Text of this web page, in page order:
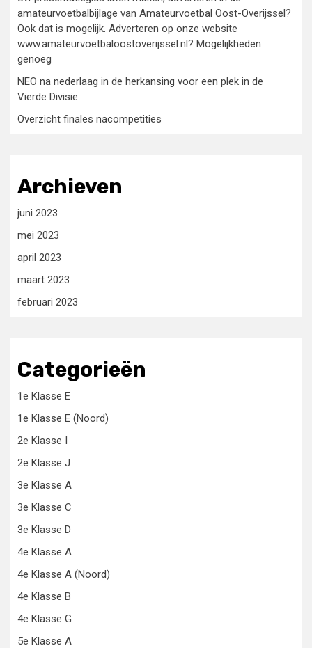
amateurvoetbalbijlage van Amateurvoetbal Oost-Overijssel?
Ook dat is mogelijk. Adverteren op onze website
www.amateurvoetbaloostoverijssel.nl? Mogelijkheden
genoeg
NEO na nederlaag in de herkansing voor een plek in de
Vierde Divisie
Overzicht finales nacompetities
Archieven
juni 2023
mei 2023
april 2023
maart 2023
februari 2023
Categorieën
1e Klasse E
1e Klasse E (Noord)
2e Klasse I
2e Klasse J
3e Klasse A
3e Klasse C
3e Klasse D
4e Klasse A
4e Klasse A (Noord)
4e Klasse B
4e Klasse G
5e Klasse A